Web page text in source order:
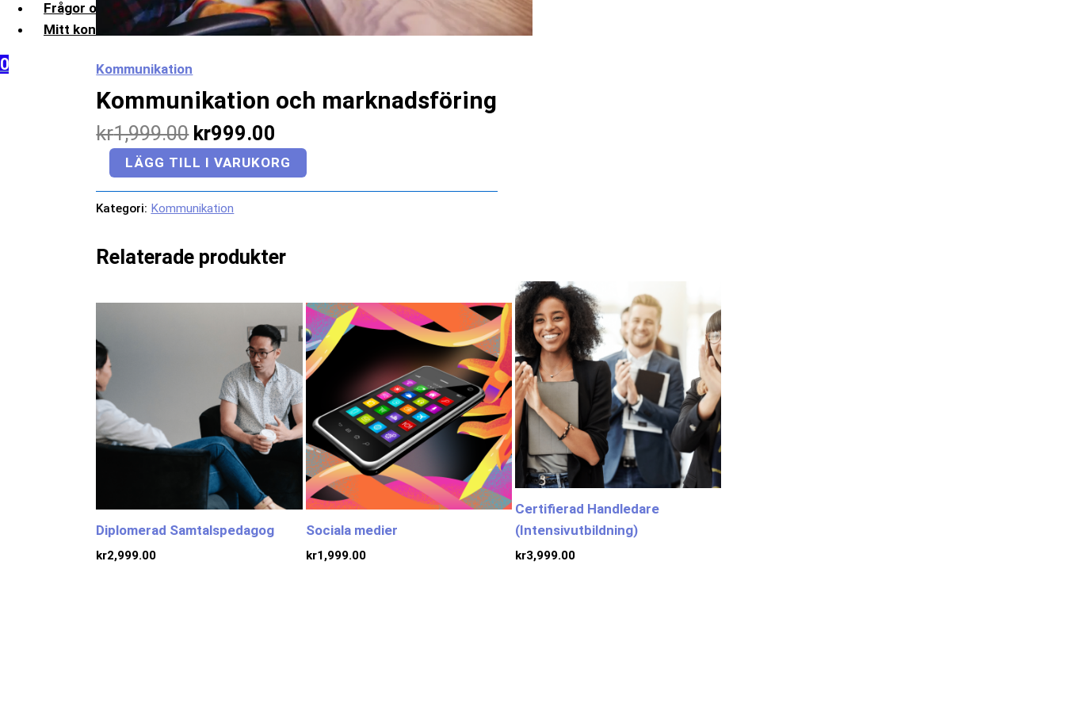
Frågor och svar
Mitt konto
0 Kommunikation
Kommunikation och marknadsföring
kr1,999.00 kr999.00
LÄGG TILL I VARUKORG
Kategori: Kommunikation
Relaterade produkter
Diplomerad Samtalspedagog
kr2,999.00
Sociala medier
kr1,999.00
Certifierad Handledare
(Intensivutbildning)
kr3,999.00